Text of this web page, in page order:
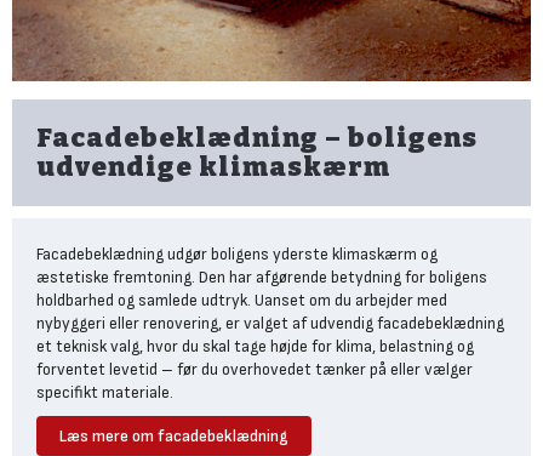
Facadebeklædning – boligens
udvendige klimaskærm
Facadebeklædning udgør boligens yderste klimaskærm og
æstetiske fremtoning. Den har afgørende betydning for boligens
holdbarhed og samlede udtryk. Uanset om du arbejder med
nybyggeri eller renovering, er valget af udvendig facadebeklædning
et teknisk valg, hvor du skal tage højde for klima, belastning og
forventet levetid – før du overhovedet tænker på eller vælger
specifikt materiale.
Læs mere om facadebeklædning